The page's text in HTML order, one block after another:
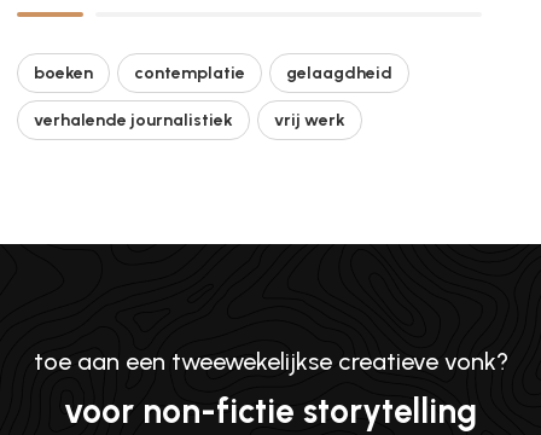
boeken contemplatie gelaagdheid
verhalende journalistiek vrij werk
toe aan een tweewekelijkse creatieve vonk?
voor non-fictie storytelling